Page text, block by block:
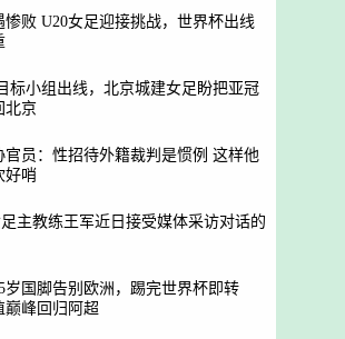
惨败 U20女足迎接挑战，世界杯出线
标小组出线，北京城建女足盼把亚冠
北京
官员：性招待外籍裁判是惯例 这样他
好哨
主教练王军近日接受媒体采访对话的
岁国脚告别欧洲，踢完世界杯即转
巅峰回归阿超